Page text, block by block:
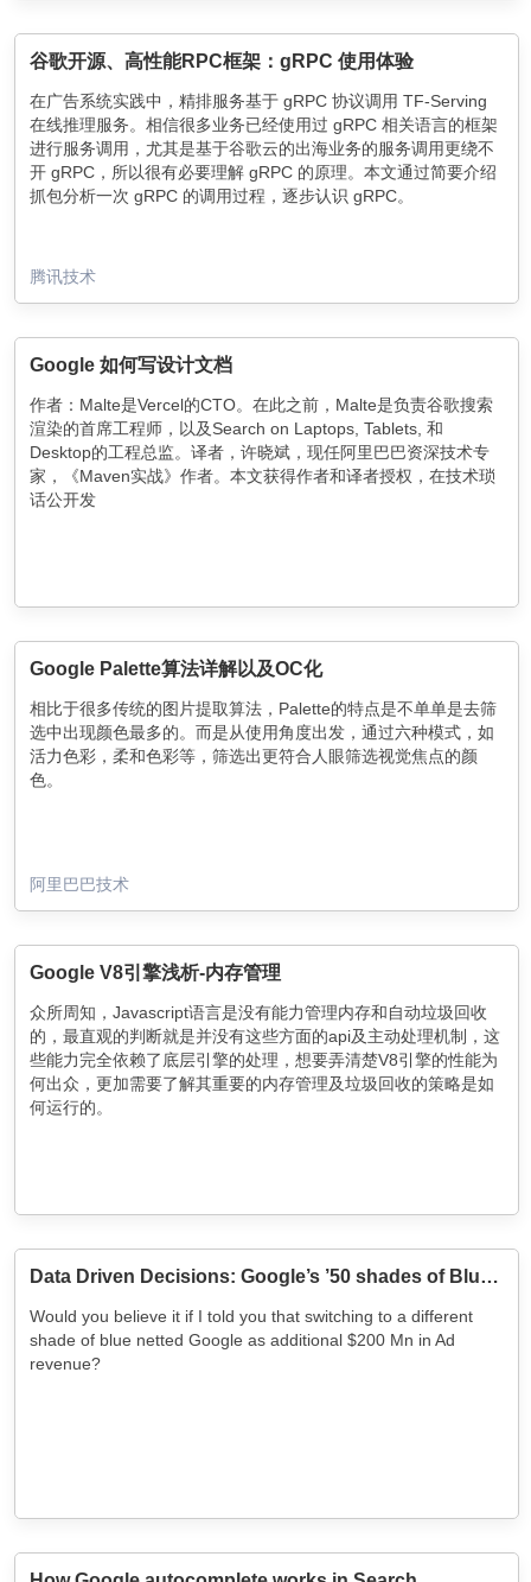
谷歌开源、高性能RPC框架：gRPC 使用体验
在广告系统实践中，精排服务基于 gRPC 协议调用 TF-Serving
在线推理服务。相信很多业务已经使用过 gRPC 相关语言的框架
进行服务调用，尤其是基于谷歌云的出海业务的服务调用更绕不
开 gRPC，所以很有必要理解 gRPC 的原理。本文通过简要介绍
抓包分析一次 gRPC 的调用过程，逐步认识 gRPC。
腾讯技术
Google 如何写设计文档
作者：Malte是Vercel的CTO。在此之前，Malte是负责谷歌搜索
渲染的首席工程师，以及Search on Laptops, Tablets, 和
Desktop的工程总监。译者，许晓斌，现任阿里巴巴资深技术专
家，《Maven实战》作者。本文获得作者和译者授权，在技术琐
话公开发
Google Palette算法详解以及OC化
相比于很多传统的图片提取算法，Palette的特点是不单单是去筛
选中出现颜色最多的。而是从使用角度出发，通过六种模式，如
活力色彩，柔和色彩等，筛选出更符合人眼筛选视觉焦点的颜
色。
阿里巴巴技术
Google V8引擎浅析-内存管理
众所周知，Javascript语言是没有能力管理内存和自动垃圾回收
的，最直观的判断就是并没有这些方面的api及主动处理机制，这
些能力完全依赖了底层引擎的处理，想要弄清楚V8引擎的性能为
何出众，更加需要了解其重要的内存管理及垃圾回收的策略是如
何运行的。
Data Driven Decisions: Google’s ’50 shades of Blue’​ experiment
Would you believe it if I told you that switching to a different
shade of blue netted Google as additional $200 Mn in Ad
revenue?